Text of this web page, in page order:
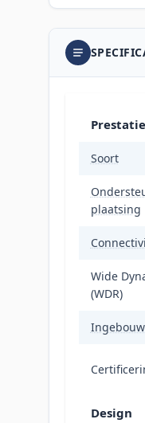
Prestatie
Soort
plaatsing
Wide
(WDR)
Design